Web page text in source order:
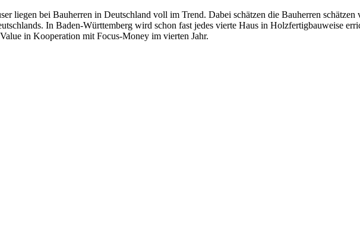
liegen bei Bauherren in Deutschland voll im Trend. Dabei schätzen die Bauherren schätzen
In Baden-Württemberg wird schon fast jedes vierte Haus in Holzfertigbauweise
in Kooperation mit Focus-Money im vierten Jahr.